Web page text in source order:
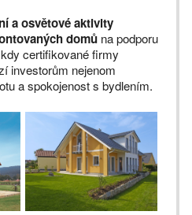
a osvětové aktivity
domů na podporu
certifikované firmy
investorům nejenom
a spokojenost s bydlením.